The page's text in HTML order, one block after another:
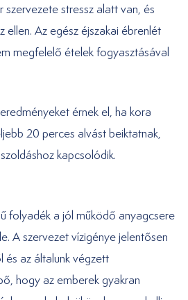
szervezete stressz alatt van, és
ellen. Az egész éjszakai ébrenlét
megfelelő ételek fogyasztásával
érnek el, ha kora
20 perces alvást beiktatnak,
kapcsolódik.
folyadék a jól működő anyagcsere
A szervezet vízigénye jelentősen
az általunk végzett
hogy az emberek gyakran